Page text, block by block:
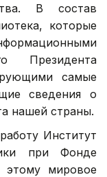
В состав
которые
Президента
самые
сведения о
нашей страны.
Институт
при Фонде
этому мировое